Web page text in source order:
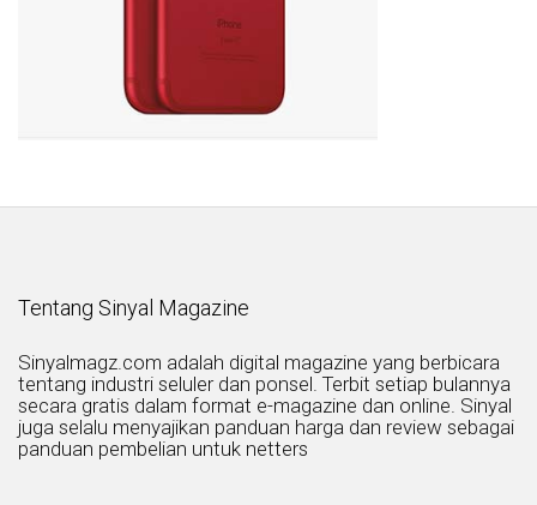
Tentang Sinyal Magazine
Sinyalmagz.com adalah digital magazine yang berbicara
tentang industri seluler dan ponsel. Terbit setiap bulannya
secara gratis dalam format e-magazine dan online. Sinyal
juga selalu menyajikan panduan harga dan review sebagai
panduan pembelian untuk netters